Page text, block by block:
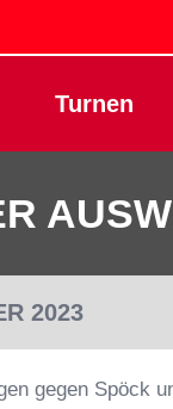
Turnen
2023
gegen Spöck